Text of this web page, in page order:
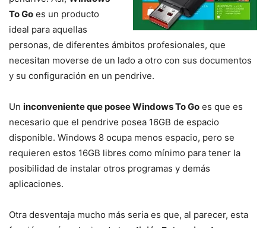
To Go es un producto
ideal para aquellas
personas, de diferentes ámbitos profesionales, que
necesitan moverse de un lado a otro con sus documentos
y su configuración en un pendrive.
Un inconveniente que posee Windows To Go es que es
necesario que el pendrive posea 16GB de espacio
disponible. Windows 8 ocupa menos espacio, pero se
requieren estos 16GB libres como mínimo para tener la
posibilidad de instalar otros programas y demás
aplicaciones.
Otra desventaja mucho más seria es que, al parecer, esta